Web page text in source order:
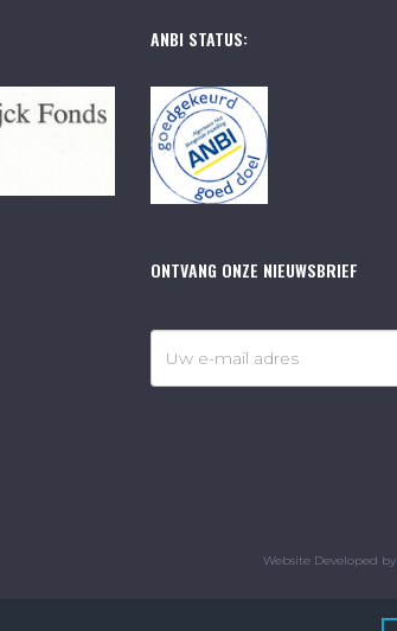
ANBI STATUS:
ONTVANG ONZE NIEUWSBRIEF
Website Developed by